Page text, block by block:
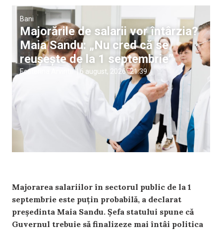
Bani
Majorările de salarii vor întârzia?
Maia Sandu: „Nu cred că se
reușește de la 1 septembrie”
Ecaterina Arvintii 6 august, 2026 21:39
Majorarea salariilor în sectorul public de la 1
septembrie este puțin probabilă, a declarat
președinta Maia Sandu. Șefa statului spune că
Guvernul trebuie să finalizeze mai întâi politica